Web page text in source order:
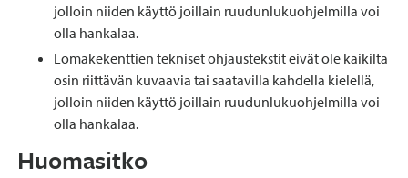
jolloin niiden käyttö joillain ruudunlukuohjelmilla voi
olla hankalaa.
Lomakekenttien tekniset ohjaustekstit eivät ole kaikilta
osin riittävän kuvaavia tai saatavilla kahdella kielellä,
jolloin niiden käyttö joillain ruudunlukuohjelmilla voi
olla hankalaa.
Huomasitko